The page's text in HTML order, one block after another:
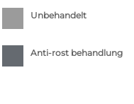
Unbehandelt
Anti-rost behandlung